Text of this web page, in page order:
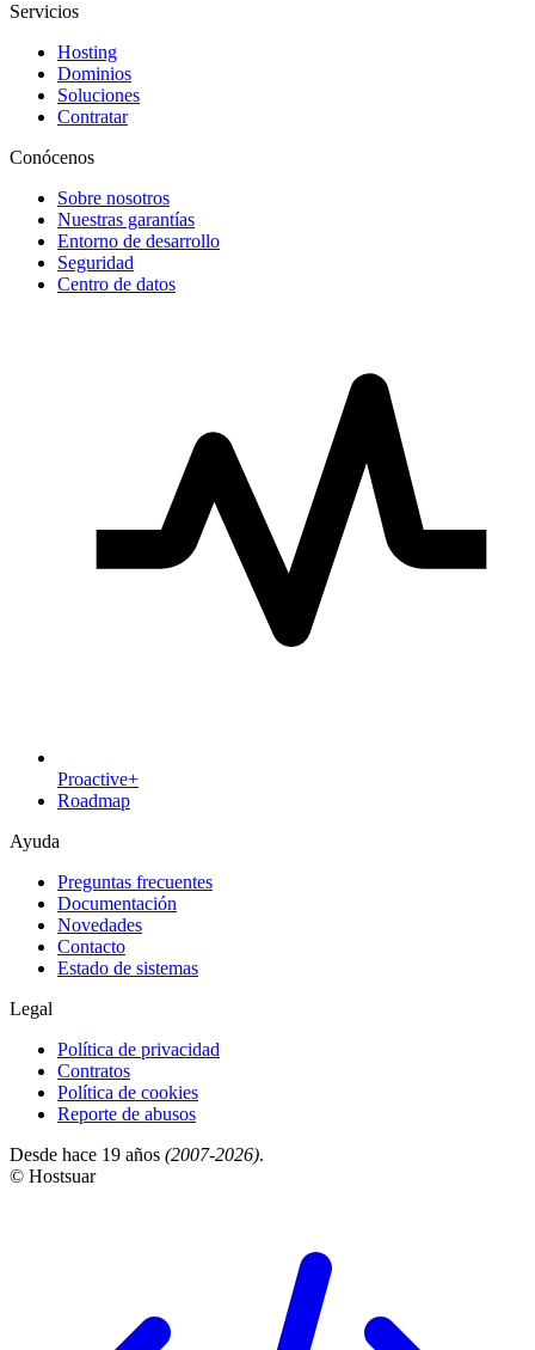
Servicios
Hosting
Dominios
Soluciones
Contratar
Conócenos
Sobre nosotros
Nuestras garantías
Entorno de desarrollo
Seguridad
Centro de datos
Proactive+
Roadmap
Ayuda
Preguntas frecuentes
Documentación
Novedades
Contacto
Estado de sistemas
Legal
Política de privacidad
Contratos
Política de cookies
Reporte de abusos
Desde hace 19 años (2007-2026).
© Hostsuar